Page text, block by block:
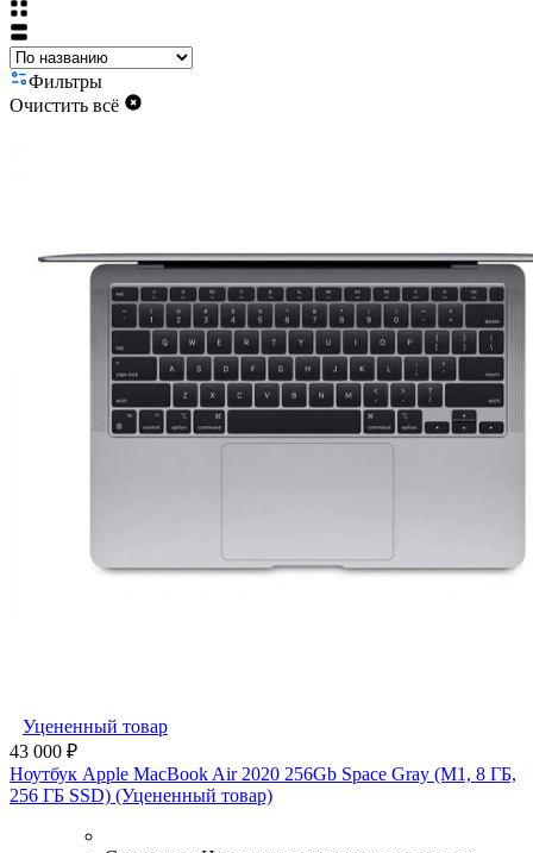
Фильтры
Очистить всё
Уцененный товар
43 000 ₽
Ноутбук Apple MacBook Air 2020 256Gb Space Gray (M1, 8 ГБ,
256 ГБ SSD) (Уцененный товар)